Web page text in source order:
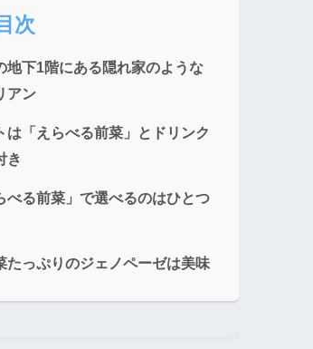
目次
地下1階にある隠れ家のような
アン
は「えらべる前菜」とドリンク
き
べる前菜」で選べるのはひとつ
たっぷりのジェノペーゼは美味